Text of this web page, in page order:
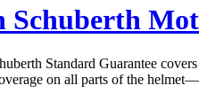
Schuberth
Standard Guarantee
on all parts of the